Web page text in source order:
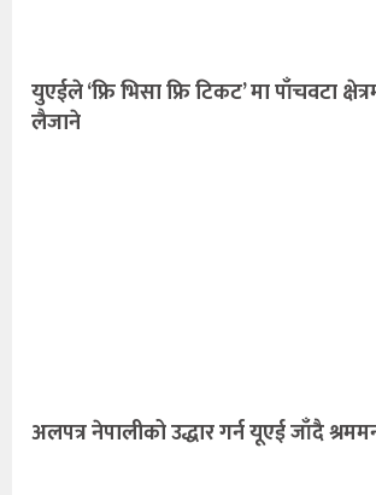
युएईले ‘फ्रि भिसा फ्रि टिकट’ मा पाँचवटा
लैजाने
अलपत्र नेपालीको उद्धार गर्न यूएई जाँदै